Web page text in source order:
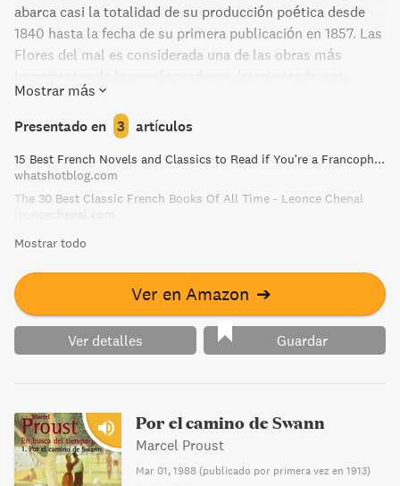
abarca casi la totalidad de su producción poética desde
1840 hasta la fecha de su primera publicación en 1857. Las
Flores del mal es considerada una de las obras más
estética nueva, donde la belleza y lo sublime surgen, a
través del lenguaje poético, de la realidad más trivial.
Mostrar más
Presentado en 3 artículos
15 Best French Novels and Classics to Read if You're a Francophile
whatshotblog.com
The 30 Best Classic French Books Of All Time - Leonce Chenal
Mostrar todo
Ver en Amazon ➔
Ver detalles Guardar
Por el camino de Swann
Marcel Proust
Mar 01, 1988 (publicado por primera vez en 1913)